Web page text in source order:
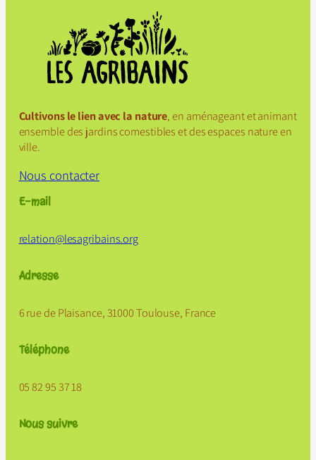
Cultivons le lien avec la nature, en aménageant et animant
ensemble des jardins comestibles et des espaces nature en
ville.
Nous contacter
E-mail
relation@lesagribains.org
Adresse
6 rue de Plaisance, 31000 Toulouse, France
Téléphone
05 82 95 37 18
Nous suivre